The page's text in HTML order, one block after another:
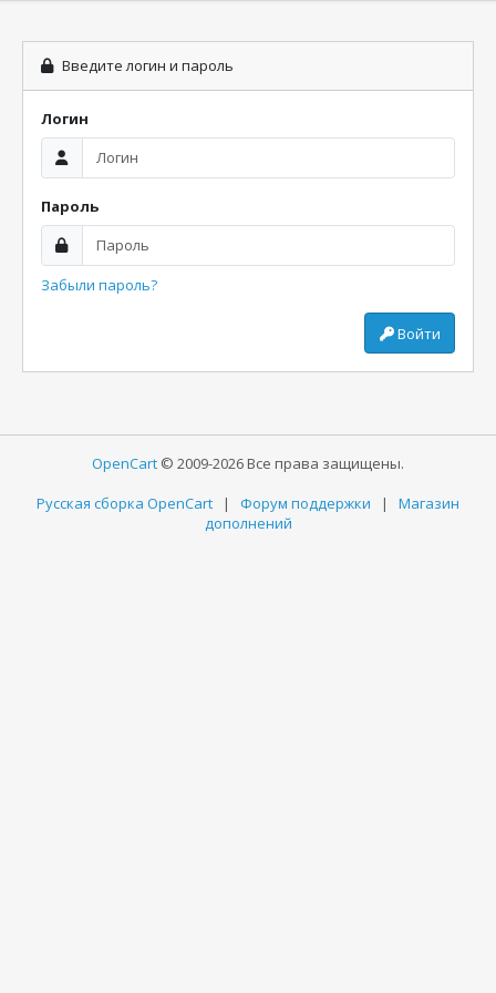
Введите логин и пароль
Логин
Пароль
Забыли пароль?
Войти
OpenCart © 2009-2026 Все права защищены.
Русская сборка OpenCart | Форум поддержки | Магазин
дополнений